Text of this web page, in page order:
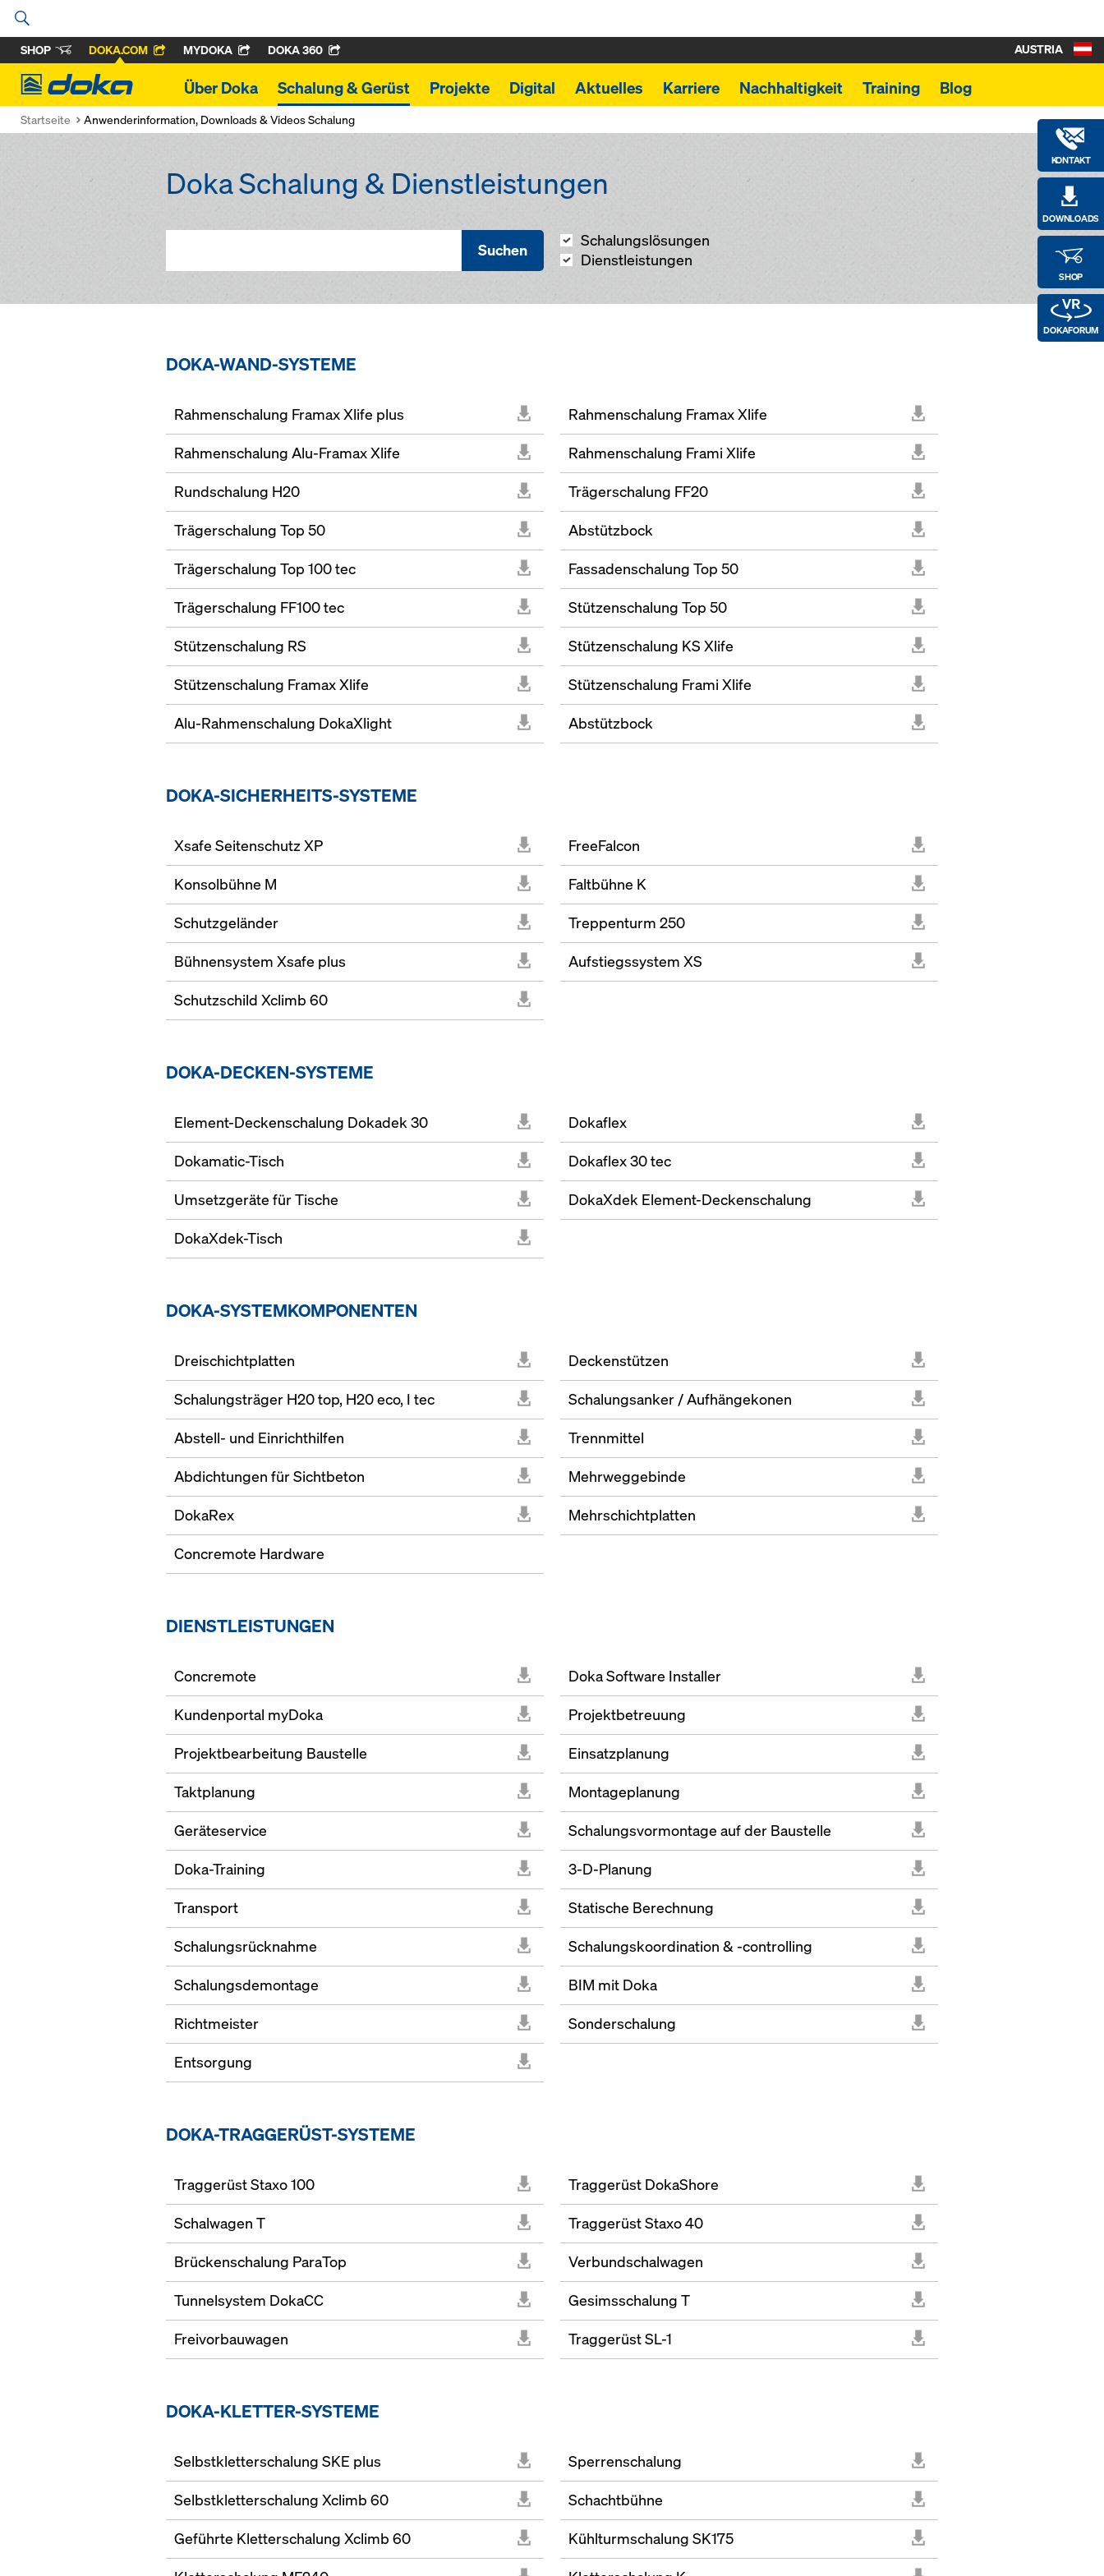
SHOP DOKA.COM MYDOKA DOKA 360
Doka
Über Doka Schalung & Gerüst Projekte Digital Aktuelles Karriere Nachhaltigkeit Training Blog
KONTAKT
DOWNLOADS
SHOP
DOKAFORUM
AUSTRIA
Startseite Anwenderinformation, Downloads & Videos Schalung
Doka Schalung & Dienstleistungen
Suchen
Schalungslösungen
Dienstleistungen
DOKA-WAND-SYSTEME
Rahmenschalung Framax Xlife plus Rahmenschalung Framax Xlife
Rahmenschalung Alu-Framax Xlife Rahmenschalung Frami Xlife
Rundschalung H20 Trägerschalung FF20
Trägerschalung Top 50 Abstützbock
Trägerschalung Top 100 tec Fassadenschalung Top 50
Trägerschalung FF100 tec Stützenschalung Top 50
Stützenschalung RS Stützenschalung KS Xlife
Stützenschalung Framax Xlife Stützenschalung Frami Xlife
Alu-Rahmenschalung DokaXlight Abstützbock
DOKA-SICHERHEITS-SYSTEME
Xsafe Seitenschutz XP FreeFalcon
Konsolbühne M Faltbühne K
Schutzgeländer Treppenturm 250
Bühnensystem Xsafe plus Aufstiegssystem XS
Schutzschild Xclimb 60
DOKA-DECKEN-SYSTEME
Element-Deckenschalung Dokadek 30 Dokaflex
Dokamatic-Tisch Dokaflex 30 tec
Umsetzgeräte für Tische DokaXdek Element-Deckenschalung
DokaXdek-Tisch
DOKA-SYSTEMKOMPONENTEN
Dreischichtplatten Deckenstützen
Schalungsträger H20 top, H20 eco, I tec Schalungsanker / Aufhängekonen
Abstell- und Einrichthilfen Trennmittel
Abdichtungen für Sichtbeton Mehrweggebinde
DokaRex Mehrschichtplatten
Concremote Hardware
DIENSTLEISTUNGEN
Concremote Doka Software Installer
Kundenportal myDoka Projektbetreuung
Projektbearbeitung Baustelle Einsatzplanung
Taktplanung Montageplanung
Geräteservice Schalungsvormontage auf der Baustelle
Doka-Training 3-D-Planung
Transport Statische Berechnung
Schalungsrücknahme Schalungskoordination & -controlling
Schalungsdemontage BIM mit Doka
Richtmeister Sonderschalung
Entsorgung
DOKA-TRAGGERÜST-SYSTEME
Traggerüst Staxo 100 Traggerüst DokaShore
Schalwagen T Traggerüst Staxo 40
Brückenschalung ParaTop Verbundschalwagen
Tunnelsystem DokaCC Gesimsschalung T
Freivorbauwagen Traggerüst SL-1
DOKA-KLETTER-SYSTEME
Selbstkletterschalung SKE plus Sperrenschalung
Selbstkletterschalung Xclimb 60 Schachtbühne
Geführte Kletterschalung Xclimb 60 Kühlturmschalung SK175